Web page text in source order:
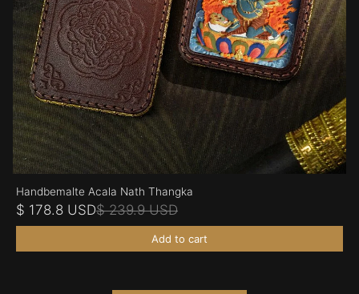
Handbemalte Acala Nath Thangka
$ 178.8 USD$ 239.9 USD
Add to cart